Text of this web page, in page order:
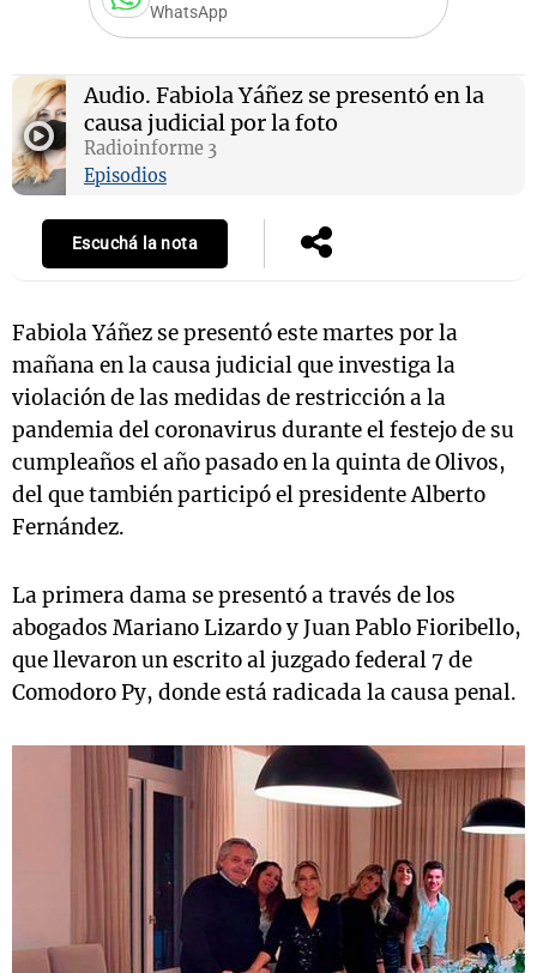
WhatsApp
Audio. Fabiola Yáñez se presentó en la
causa judicial por la foto
Radioinforme 3
Episodios
Escuchá la nota
Fabiola Yáñez se presentó este martes por la
mañana en la causa judicial que investiga la
violación de las medidas de restricción a la
pandemia del coronavirus durante el festejo de su
cumpleaños el año pasado en la quinta de Olivos,
del que también participó el presidente Alberto
Fernández.
La primera dama se presentó a través de los
abogados Mariano Lizardo y Juan Pablo Fioribello,
que llevaron un escrito al juzgado federal 7 de
Comodoro Py, donde está radicada la causa penal.